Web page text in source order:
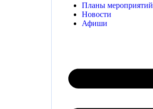
Планы мероприятий
Новости
Афиши